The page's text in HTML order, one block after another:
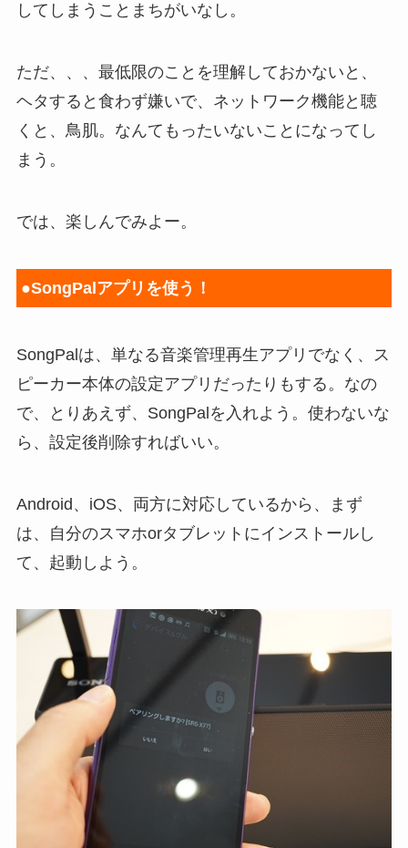
してしまうことまちがいなし。
ただ、、、最低限のことを理解しておかないと、
ヘタすると食わず嫌いで、ネットワーク機能と聴
くと、鳥肌。なんてもったいないことになってし
まう。
では、楽しんでみよー。
●SongPalアプリを使う！
SongPalは、単なる音楽管理再生アプリでなく、ス
ピーカー本体の設定アプリだったりもする。なの
で、とりあえず、SongPalを入れよう。使わないな
ら、設定後削除すればいい。
Android、iOS、両方に対応しているから、まず
は、自分のスマホorタブレットにインストールし
て、起動しよう。